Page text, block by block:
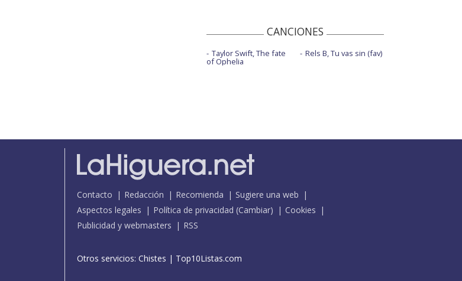
CANCIONES
Taylor Swift, The fate
of Ophelia
Rels B, Tu vas sin (fav)
Contacto Redacción Recomienda
Sugiere una web
Aspectos legales
Política de privacidad (Cambiar)
Cookies
Publicidad y webmasters
RSS
Otros servicios: Chistes | Top10Listas.com